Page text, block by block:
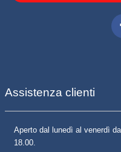
Assistenza clienti
Aperto dal lunedì al venerdì
18.00.